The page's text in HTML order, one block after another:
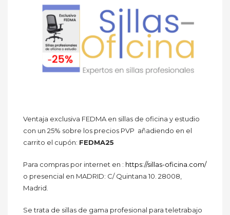
Ventaja exclusiva FEDMA en sillas de oficina y estudio
con un 25% sobre los precios PVP añadiendo en el
carrito el cupón: FEDMA25
Para compras por internet en : https://sillas-oficina.com/
o presencial en MADRID: C/ Quintana 10. 28008,
Madrid.
Se trata de sillas de gama profesional para teletrabajo